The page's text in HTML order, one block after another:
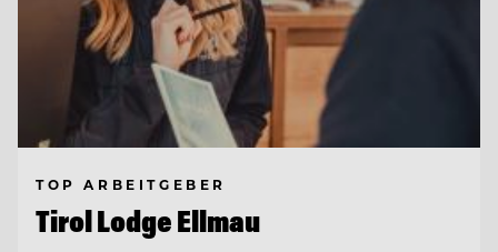
TOP ARBEITGEBER
Tirol Lodge Ellmau